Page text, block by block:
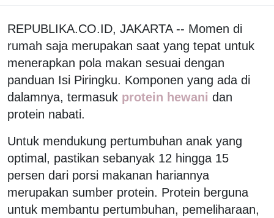
REPUBLIKA.CO.ID, JAKARTA -- Momen di
rumah saja merupakan saat yang tepat untuk
menerapkan pola makan sesuai dengan
panduan Isi Piringku. Komponen yang ada di
dalamnya, termasuk protein hewani dan
protein nabati.
Untuk mendukung pertumbuhan anak yang
optimal, pastikan sebanyak 12 hingga 15
persen dari porsi makanan hariannya
merupakan sumber protein. Protein berguna
untuk membantu pertumbuhan, pemeliharaan,